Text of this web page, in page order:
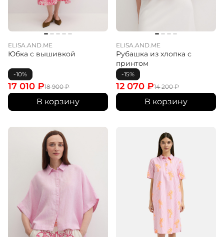
ELISA.AND.ME
Юбка с вышивкой
-10%
18 900₽
17 010 ₽
В корзину
ELISA.AND.ME
Рубашка из хлопка с
принтом
-15%
14 200₽
12 070 ₽
В корзину